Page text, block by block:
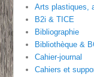
Arts plastiques,
B2i & TICE
Bibliographie
Bibliothèque &
Cahier-journal
Cahiers et